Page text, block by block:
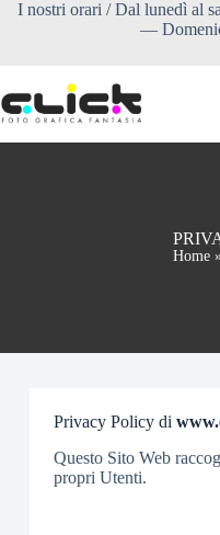
LISTINO
Prodotti
INFORMAZIONI
I nostri orari / Dal lunedì al
—
Home
Privacy Policy di
Questo Sito Web
propri Utenti.